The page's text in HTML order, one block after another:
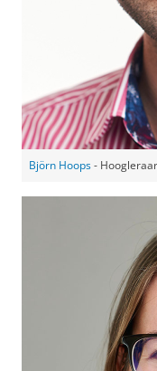
Björn Hoops-